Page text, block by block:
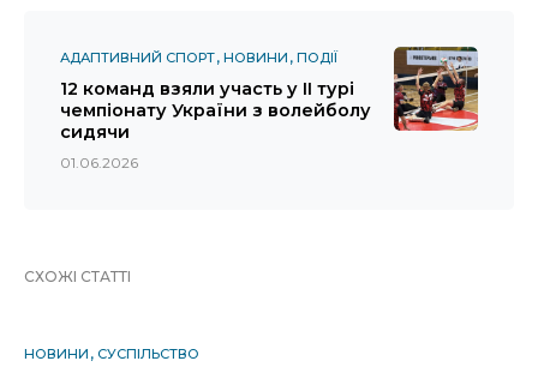
АДАПТИВНИЙ СПОРТ НОВИНИ ПОДІЇ
12 команд взяли участь у ІІ турі
чемпіонату України з волейболу
сидячи
01.06.2026
СХОЖІ СТАТТІ
НОВИНИ СУСПІЛЬСТВО